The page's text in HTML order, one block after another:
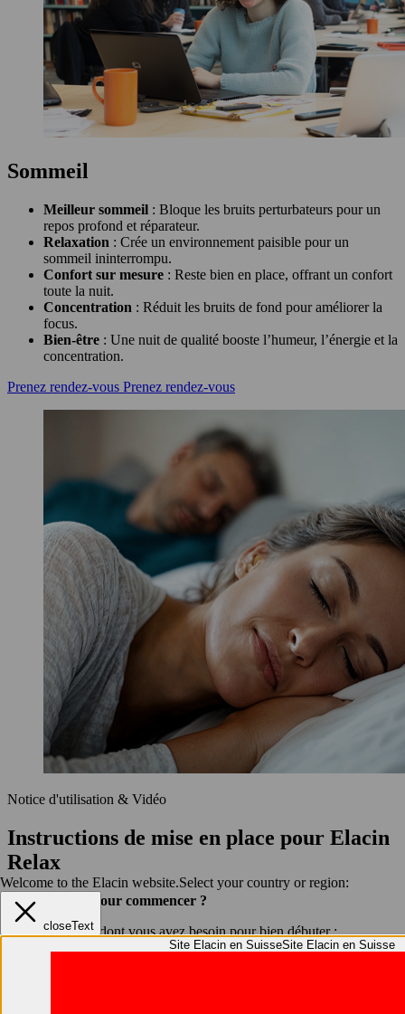
Sommeil
Meilleur sommeil : Bloque les bruits perturbateurs pour un
repos profond et réparateur.
Relaxation : Crée un environnement paisible pour un
sommeil ininterrompu.
Confort sur mesure : Reste bien en place, offrant un confort
toute la nuit.
Concentration : Réduit les bruits de fond pour améliorer la
focus.
Bien-être : Une nuit de qualité booste l’humeur, l’énergie et la
concentration.
Prenez rendez-vous Prenez rendez-vous
Notice d'utilisation & Vidéo
Instructions de mise en place pour Elacin
Relax
Besoin d'aide pour commencer ?
Trouvez tout ce dont vous avez besoin pour bien débuter :
téléchargez la notice d'utilisation ou regardez la vidéo tutoriel de
Welcome to the Elacin website.Select your country or region:
closeText
Site Elacin en SuisseSite Elacin en Suisse